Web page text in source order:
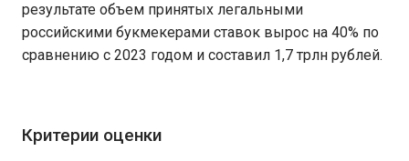
результате объем принятых легальными
российскими букмекерами ставок вырос на 40% по
сравнению с 2023 годом и составил 1,7 трлн рублей.
Критерии оценки